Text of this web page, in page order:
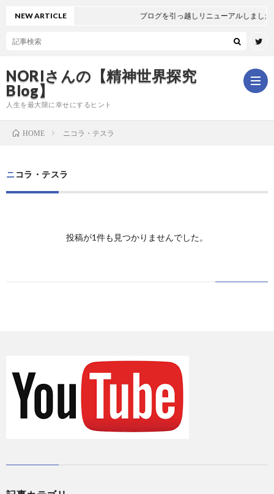
NORIさんの【精神世界探究
Blog】
人生を最大限に幸せにするヒント
に
情
て
お
NEW ARTICLE ブログを引っ越しリニューアルしました
HOME ニコラ・テスラ
ニコラ・テスラ
投稿が1件も見つかりませんでした。